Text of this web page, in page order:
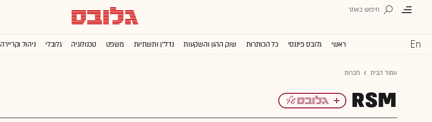
ראשי גלובס פיננסי כל הכותרות שוק ההון והשקעות נדל''ן ותשתיות משפט טכנולוגיה גלובלי ניהול וקריירה
עמוד הבית חברות
RSM